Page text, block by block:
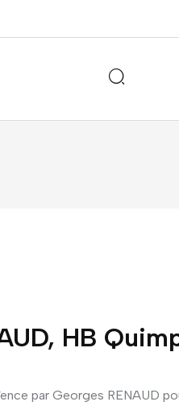
HB
par Georges RENAUD